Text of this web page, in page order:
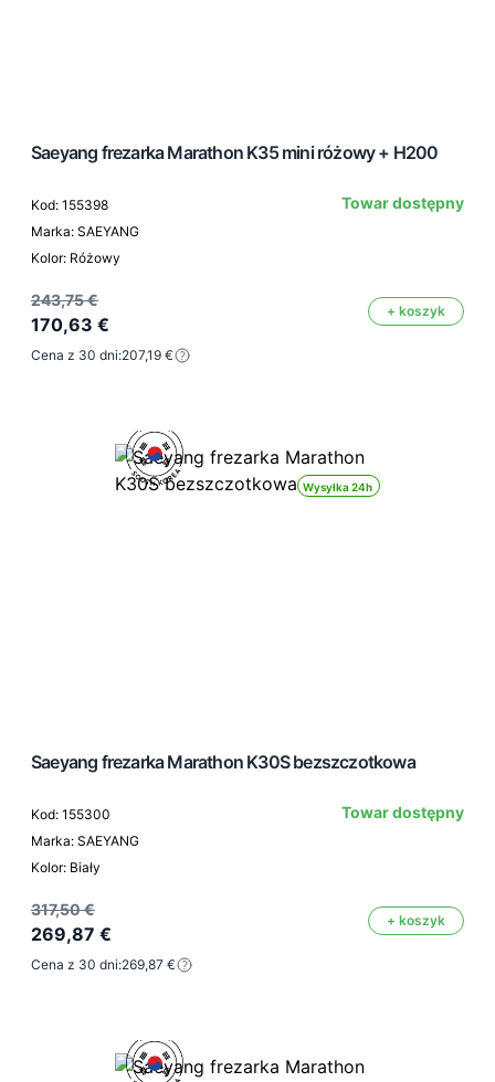
Saeyang frezarka Marathon K35 mini różowy + H200
Kod: 155398
Marka: SAEYANG
Kolor: Różowy
Towar dostępny
243,75 €
170,63 €
+ koszyk
Cena z 30 dni:207,19 €
Wysyłka 24h
Saeyang frezarka Marathon K30S bezszczotkowa
Kod: 155300
Marka: SAEYANG
Kolor: Biały
Towar dostępny
317,50 €
269,87 €
+ koszyk
Cena z 30 dni:269,87 €